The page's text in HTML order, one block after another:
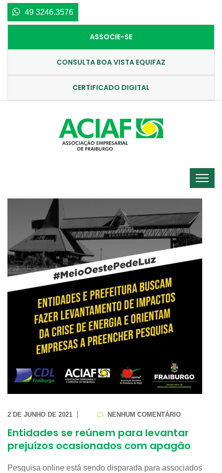
49 3246.3576
ASSOCIE-SE
CONSULTA BOA VISTA EQUIFAZ
CERTIFICADO DIGITAL
2 DE JUNHO DE 2021 NENHUM COMENTÁRIO
Entidades se reúnem para levantar
prejuízos ocasionados com apagão
Pesquisa online está sendo disparada para associados